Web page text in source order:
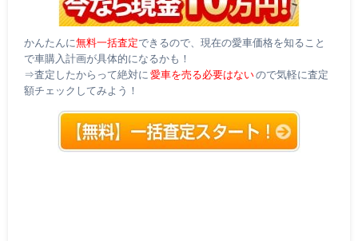
かんたんに無料一括査定できるので、現在の愛車価格を知ること
で車購入計画が具体的になるかも！
⇒査定したからって絶対に 愛車を売る必要はないので気軽に査定
額チェックしてみよう！